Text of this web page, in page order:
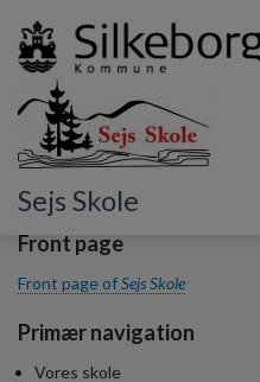
Sejs Skole
Front page
Front page ofSejs Skole
Primær navigation
Vores skole